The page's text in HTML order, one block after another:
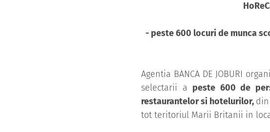
- peste 600 locuri de munca
Agentia BANCA DE JOBURI
selectarii a peste 600 de
restaurantelor si hotelurilor,
tot teritoriul Marii Britanii in